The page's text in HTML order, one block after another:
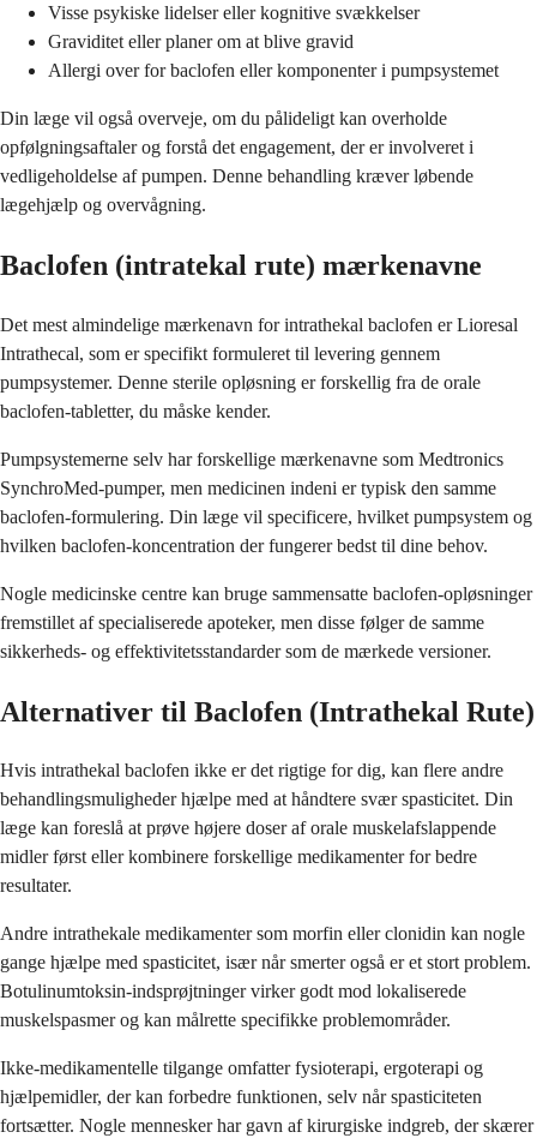
Visse psykiske lidelser eller kognitive svækkelser
Graviditet eller planer om at blive gravid
Allergi over for baclofen eller komponenter i pumpsystemet
Din læge vil også overveje, om du pålideligt kan overholde
opfølgningsaftaler og forstå det engagement, der er involveret i
vedligeholdelse af pumpen. Denne behandling kræver løbende
lægehjælp og overvågning.
Baclofen (intratekal rute) mærkenavne
Det mest almindelige mærkenavn for intrathekal baclofen er Lioresal
Intrathecal, som er specifikt formuleret til levering gennem
pumpsystemer. Denne sterile opløsning er forskellig fra de orale
baclofen-tabletter, du måske kender.
Pumpsystemerne selv har forskellige mærkenavne som Medtronics
SynchroMed-pumper, men medicinen indeni er typisk den samme
baclofen-formulering. Din læge vil specificere, hvilket pumpsystem og
hvilken baclofen-koncentration der fungerer bedst til dine behov.
Nogle medicinske centre kan bruge sammensatte baclofen-opløsninger
fremstillet af specialiserede apoteker, men disse følger de samme
sikkerheds- og effektivitetsstandarder som de mærkede versioner.
Alternativer til Baclofen (Intrathekal Rute)
Hvis intrathekal baclofen ikke er det rigtige for dig, kan flere andre
behandlingsmuligheder hjælpe med at håndtere svær spasticitet. Din
læge kan foreslå at prøve højere doser af orale muskelafslappende
midler først eller kombinere forskellige medikamenter for bedre
resultater.
Andre intrathekale medikamenter som morfin eller clonidin kan nogle
gange hjælpe med spasticitet, især når smerter også er et stort problem.
Botulinumtoksin-indsprøjtninger virker godt mod lokaliserede
muskelspasmer og kan målrette specifikke problemområder.
Ikke-medikamentelle tilgange omfatter fysioterapi, ergoterapi og
hjælpemidler, der kan forbedre funktionen, selv når spasticiteten
fortsætter. Nogle mennesker har gavn af kirurgiske indgreb, der skærer